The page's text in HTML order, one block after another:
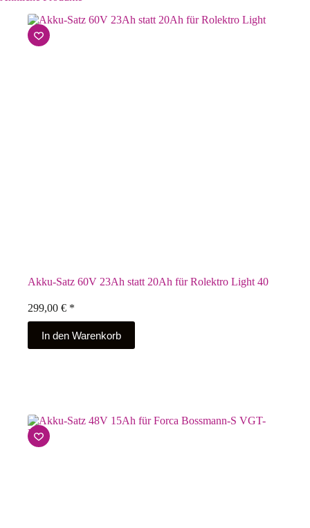
Akku-Satz 60V 23Ah statt 20Ah für Rolektro Light 40
299,00 € *
In den Warenkorb